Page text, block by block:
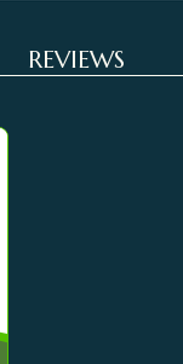
REVIEWS